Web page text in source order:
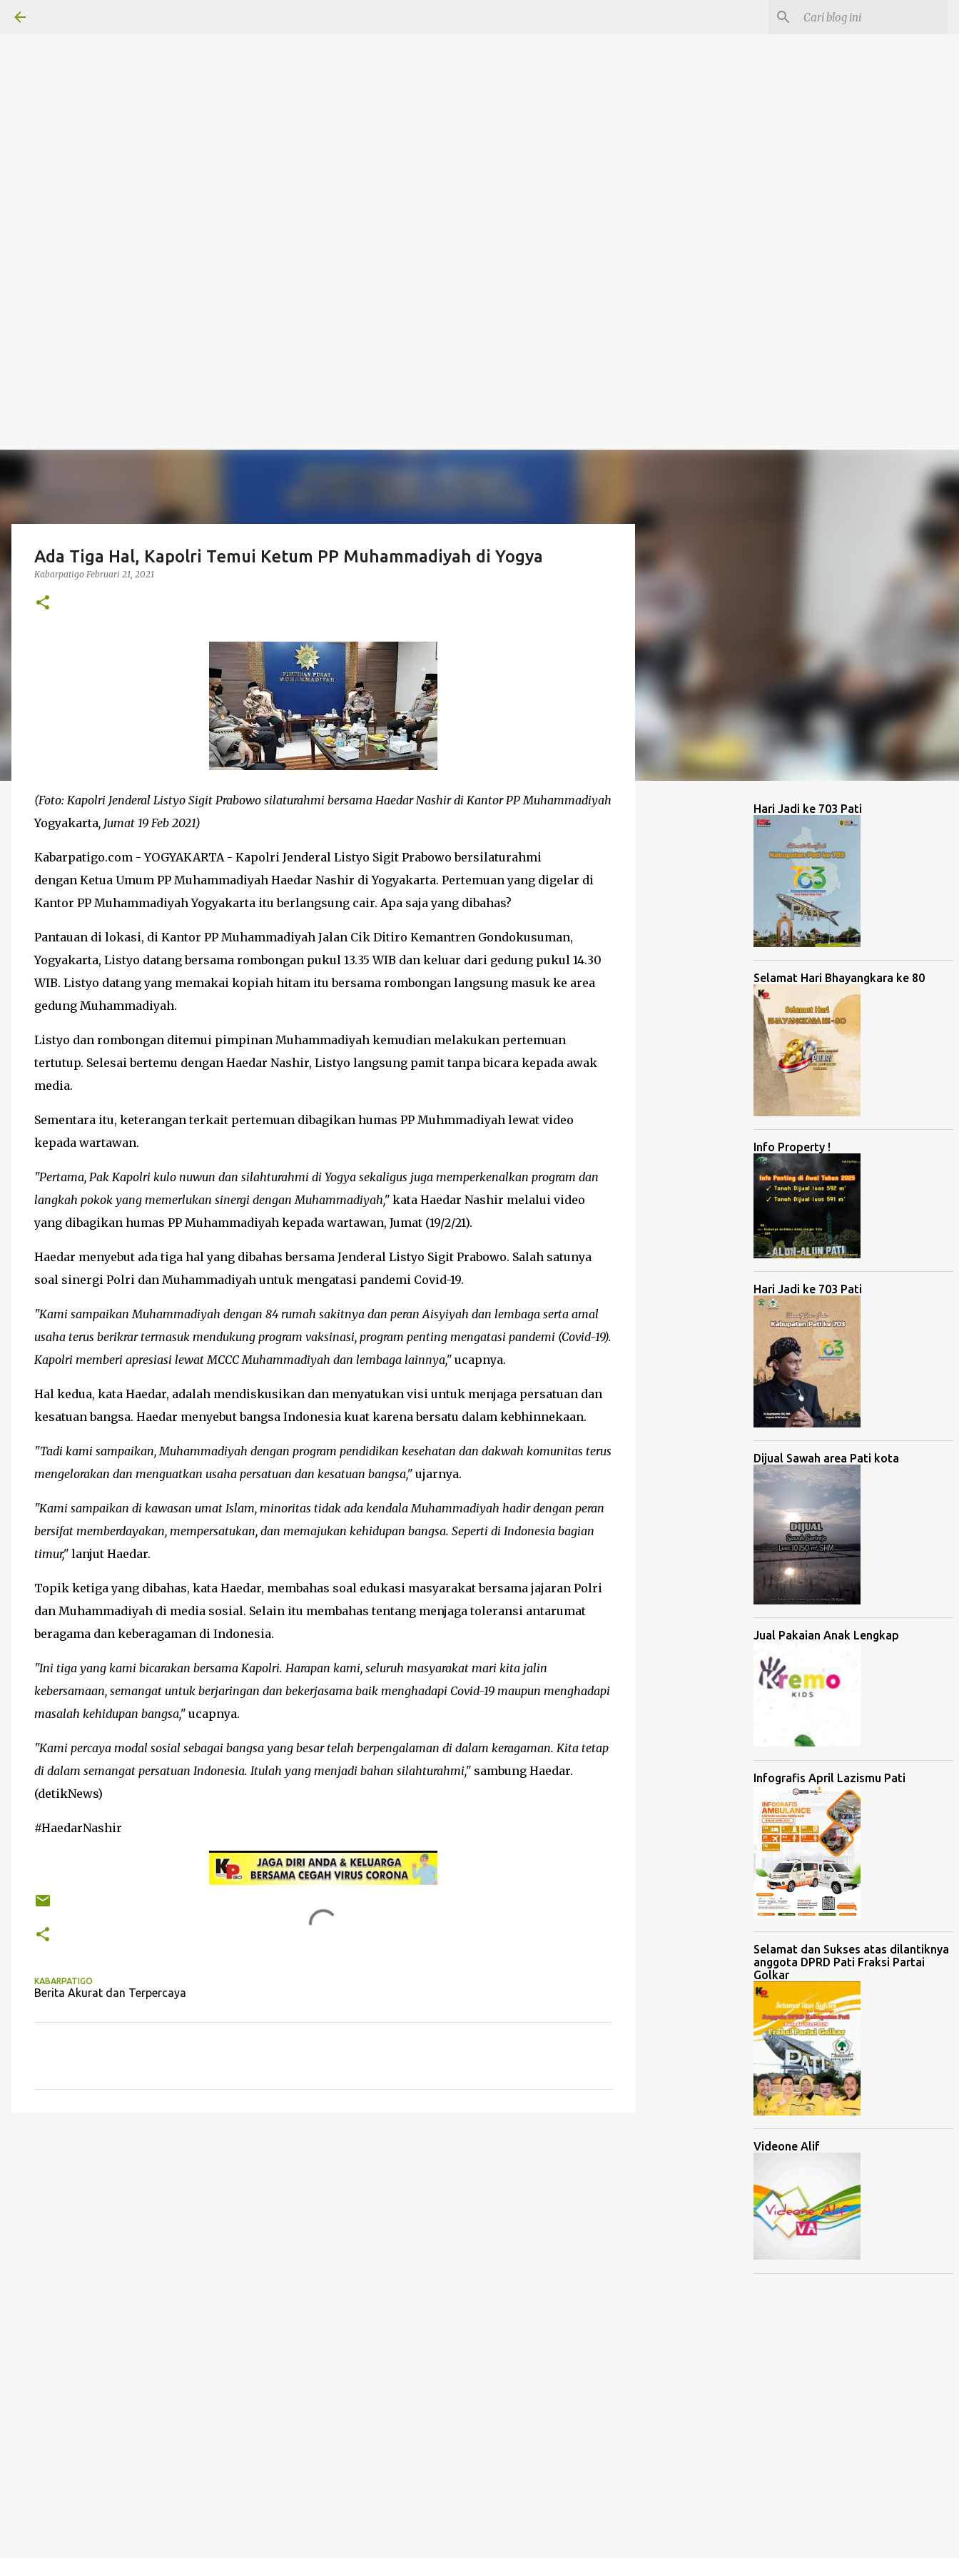
Ada Tiga Hal, Kapolri Temui Ketum PP Muhammadiyah di Yogya
Kabarpatigo Februari 21, 2021
(Foto: Kapolri Jenderal Listyo Sigit Prabowo silaturahmi bersama Haedar Nashir di Kantor PP Muhammadiyah
Yogyakarta, Jumat 19 Feb 2021)
Kabarpatigo.com - YOGYAKARTA - Kapolri Jenderal Listyo Sigit Prabowo bersilaturahmi
dengan Ketua Umum PP Muhammadiyah Haedar Nashir di Yogyakarta. Pertemuan yang digelar di
Kantor PP Muhammadiyah Yogyakarta itu berlangsung cair. Apa saja yang dibahas?
Pantauan di lokasi, di Kantor PP Muhammadiyah Jalan Cik Ditiro Kemantren Gondokusuman,
Yogyakarta, Listyo datang bersama rombongan pukul 13.35 WIB dan keluar dari gedung pukul 14.30
WIB. Listyo datang yang memakai kopiah hitam itu bersama rombongan langsung masuk ke area
gedung Muhammadiyah.
Listyo dan rombongan ditemui pimpinan Muhammadiyah kemudian melakukan pertemuan
tertutup. Selesai bertemu dengan Haedar Nashir, Listyo langsung pamit tanpa bicara kepada awak
media.
Sementara itu, keterangan terkait pertemuan dibagikan humas PP Muhmmadiyah lewat video
kepada wartawan.
"Pertama, Pak Kapolri kulo nuwun dan silahturahmi di Yogya sekaligus juga memperkenalkan program dan
langkah pokok yang memerlukan sinergi dengan Muhammadiyah," kata Haedar Nashir melalui video
yang dibagikan humas PP Muhammadiyah kepada wartawan, Jumat (19/2/21).
Haedar menyebut ada tiga hal yang dibahas bersama Jenderal Listyo Sigit Prabowo. Salah satunya
soal sinergi Polri dan Muhammadiyah untuk mengatasi pandemi Covid-19.
"Kami sampaikan Muhammadiyah dengan 84 rumah sakitnya dan peran Aisyiyah dan lembaga serta amal
usaha terus berikrar termasuk mendukung program vaksinasi, program penting mengatasi pandemi (Covid-19).
Kapolri memberi apresiasi lewat MCCC Muhammadiyah dan lembaga lainnya," ucapnya.
Hal kedua, kata Haedar, adalah mendiskusikan dan menyatukan visi untuk menjaga persatuan dan
kesatuan bangsa. Haedar menyebut bangsa Indonesia kuat karena bersatu dalam kebhinnekaan.
"Tadi kami sampaikan, Muhammadiyah dengan program pendidikan kesehatan dan dakwah komunitas terus
mengelorakan dan menguatkan usaha persatuan dan kesatuan bangsa," ujarnya.
"Kami sampaikan di kawasan umat Islam, minoritas tidak ada kendala Muhammadiyah hadir dengan peran
bersifat memberdayakan, mempersatukan, dan memajukan kehidupan bangsa. Seperti di Indonesia bagian
timur," lanjut Haedar.
Topik ketiga yang dibahas, kata Haedar, membahas soal edukasi masyarakat bersama jajaran Polri
dan Muhammadiyah di media sosial. Selain itu membahas tentang menjaga toleransi antarumat
beragama dan keberagaman di Indonesia.
"Ini tiga yang kami bicarakan bersama Kapolri. Harapan kami, seluruh masyarakat mari kita jalin
kebersamaan, semangat untuk berjaringan dan bekerjasama baik menghadapi Covid-19 maupun menghadapi
masalah kehidupan bangsa," ucapnya.
"Kami percaya modal sosial sebagai bangsa yang besar telah berpengalaman di dalam keragaman. Kita tetap
di dalam semangat persatuan Indonesia. Itulah yang menjadi bahan silahturahmi," sambung Haedar.
(detikNews)
#HaedarNashir
KABARPATIGO
Berita Akurat dan Terpercaya
Hari Jadi ke 703 Pati
Selamat Hari Bhayangkara ke 80
Info Property !
Hari Jadi ke 703 Pati
Dijual Sawah area Pati kota
Jual Pakaian Anak Lengkap
Infografis April Lazismu Pati
Selamat dan Sukses atas dilantiknya
anggota DPRD Pati Fraksi Partai
Golkar
Videone Alif